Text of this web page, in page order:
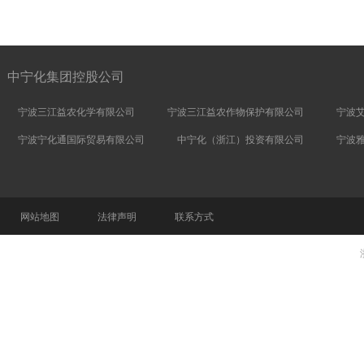
中宁化集团控股公司
宁波三江益农化学有限公司 宁波三江益农作物保护有限公司 宁波
宁波宁化通国际贸易有限公司 中宁化（浙江）投资有限公司 宁波
网站地图 法律声明 联系方式